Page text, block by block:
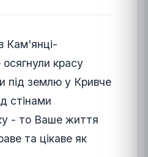
Кам'янці-
красу
під землю у Кривче
стінами
- то Ваше життя
та цікаве як